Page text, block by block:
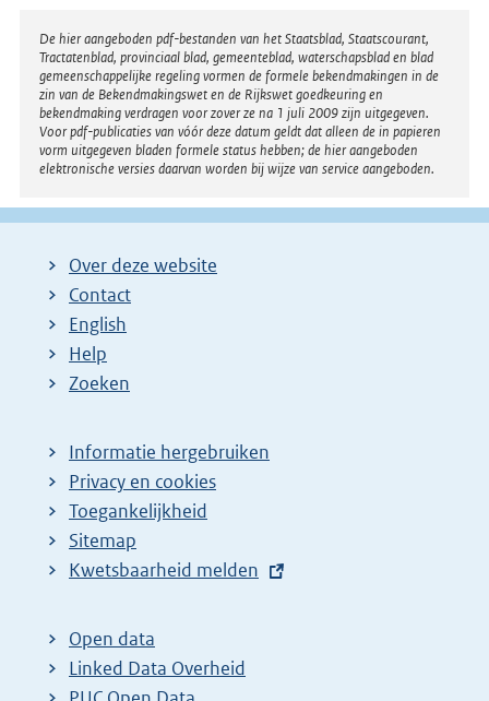
Disclaimer
De hier aangeboden pdf-bestanden van het Staatsblad, Staatscourant,
Tractatenblad, provinciaal blad, gemeenteblad, waterschapsblad en blad
gemeenschappelijke regeling vormen de formele bekendmakingen in de
zin van de Bekendmakingswet en de Rijkswet goedkeuring en
bekendmaking verdragen voor zover ze na 1 juli 2009 zijn uitgegeven.
Voor pdf-publicaties van vóór deze datum geldt dat alleen de in papieren
vorm uitgegeven bladen formele status hebben; de hier aangeboden
elektronische versies daarvan worden bij wijze van service aangeboden.
Over deze website
Contact
English
Help
Zoeken
Informatie hergebruiken
Privacy en cookies
Toegankelijkheid
Sitemap
E
t
e
r
Kwetsbaarheid melden
Open data
Linked Data Overheid